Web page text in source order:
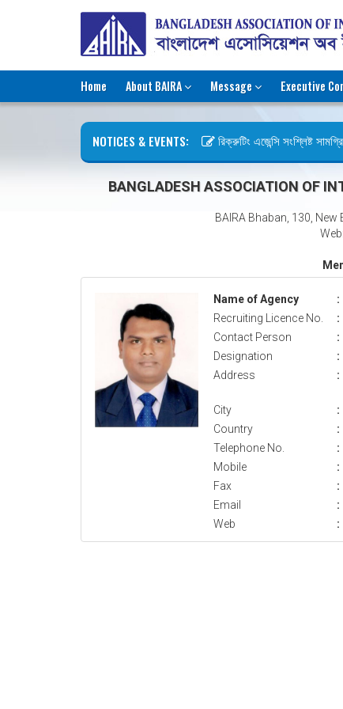
Home About BAIRA Message Executive
NOTICES & EVENTS: রিক্রুটিং এজেন্সি সংশ্লিষ্ট সামগ্রিক
BANGLADESH ASSOCIATION OF
BAIRA Bhaban, 130,
Name of Agency :
Recruiting Licence No.
:
Contact Person
:
Designation
:
Address
:
City
:
Country
:
Telephone No.
:
Mobile
:
Fax
:
Email
:
Web
: